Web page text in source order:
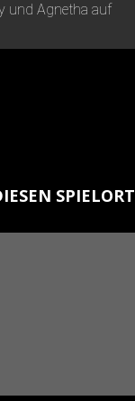
und Agnetha auf
SPIELORT